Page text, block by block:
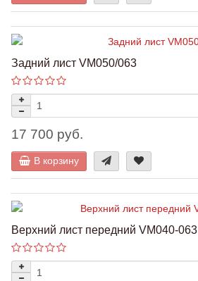
Задний лист VM050/063
17 700 руб.
В корзину
Верхний лист передний VM040-063